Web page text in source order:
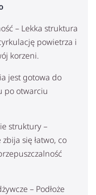
– Lekka struktura
powietrza i
korzeni.
jest gotowa do
po otwarciu
struktury –
się łatwo, co
– Podłoże